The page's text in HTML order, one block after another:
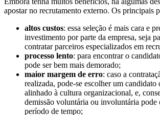
apostar no recrutamento externo. Os principais
altos custos: essa seleção é mais cara e
investimento por parte da empresa, seja
contratar parceiros especializados em
processo lento: para encontrar o
pode ser bem mais demorado;
maior margem de erro: caso a
realizada, pode-se escolher um candidato
alinhado à cultura organizacional, e,
demissão voluntária ou involuntária pode
período de tempo;